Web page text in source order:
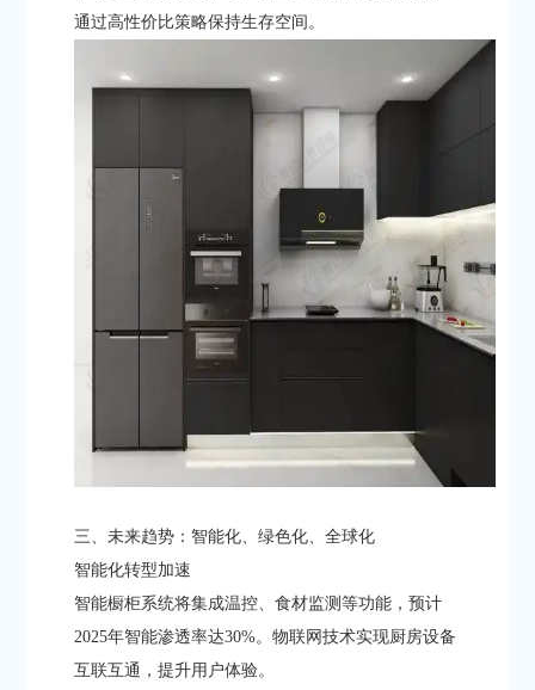
通过高性价比策略保持生存空间。
三、未来趋势：智能化、绿色化、全球化
​​智能化转型加速​​
智能橱柜系统将集成温控、食材监测等功能，预计
2025年智能渗透率达30%。物联网技术实现厨房设备
互联互通，提升用户体验。